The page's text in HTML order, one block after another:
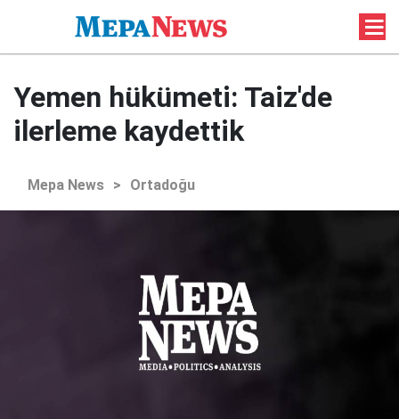
Yemen hükümeti: Taiz'de
ilerleme kaydettik
Mepa News > Ortadoğu